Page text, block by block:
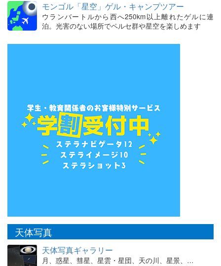
モンゴル「星空」ゲル・キャンプツアー
ウランバートルから西へ250km以上離れたゲルに連
泊。光害のない場所でペルセ群や星空を楽しめます
天体写真
天体写真ギャラリー
月、惑星、彗星、星雲・星団、天の川、星景、…